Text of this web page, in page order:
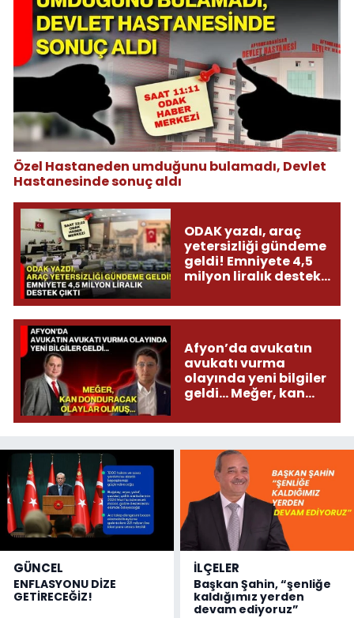
Özel Hastaneden umduğunu bulamadı, Devlet
Hastanesinde sonuç aldı
ODAK yazdı, araç
yetersizliği gündeme
geldi! Emniyete 4,5
milyon liralık destek
Afyon’da avukatın
avukatı vurma
olayında yeni bilgiler
geldi... Meğer, kan
olmuş...
GÜNCEL
ENFLASYONU DİZE
GETİRECEĞİZ!
İLÇELER
Başkan Şahin, “şenliğe
kaldığımız yerden
devam ediyoruz”